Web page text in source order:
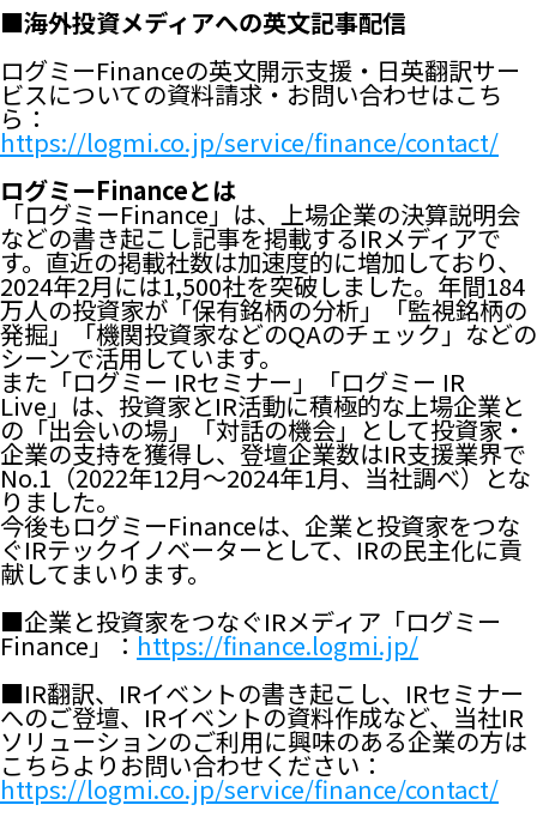
■海外投資メディアへの英文記事配信
ログミーFinanceの英文開示支援・日英翻訳サー
ビスについての資料請求・お問い合わせはこち
ら：
https://logmi.co.jp/service/finance/contact/
ログミーFinanceとは
「ログミーFinance」は、上場企業の決算説明会
などの書き起こし記事を掲載するIRメディアで
す。直近の掲載社数は加速度的に増加しており、
2024年2月には1,500社を突破しました。年間184
万人の投資家が「保有銘柄の分析」「監視銘柄の
発掘」「機関投資家などのQAのチェック」などの
シーンで活用しています。
また「ログミー IRセミナー」「ログミー IR
Live」は、投資家とIR活動に積極的な上場企業と
の「出会いの場」「対話の機会」として投資家・
企業の支持を獲得し、登壇企業数はIR支援業界で
No.1（2022年12月〜2024年1月、当社調べ）とな
りました。
今後もログミーFinanceは、企業と投資家をつな
ぐIRテックイノベーターとして、IRの民主化に貢
献してまいります。
■企業と投資家をつなぐIRメディア「ログミー
Finance」： https://finance.logmi.jp/
■IR翻訳、IRイベントの書き起こし、IRセミナー
へのご登壇、IRイベントの資料作成など、当社IR
ソリューションのご利用に興味のある企業の方は
こちらよりお問い合わせください：
https://logmi.co.jp/service/finance/contact/